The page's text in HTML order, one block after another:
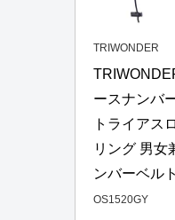
TRIWONDER
ースナンバ
トライアス
リング 男女
ンバーベル
OS1520GY